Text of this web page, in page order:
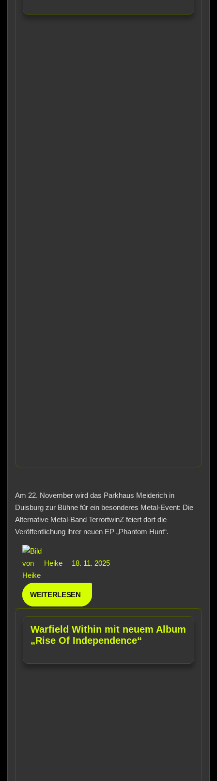
Am 22. November wird das Parkhaus Meiderich in
Duisburg zur Bühne für ein besonderes Metal-Event: Die
Alternative Metal-Band TerrortwinZ feiert dort die
Veröffentlichung ihrer neuen EP „Phantom Hunt“.
Heike 18. 11. 2025
WEITERLESEN
Warfield Within mit neuem Album
„Rise Of Independence“